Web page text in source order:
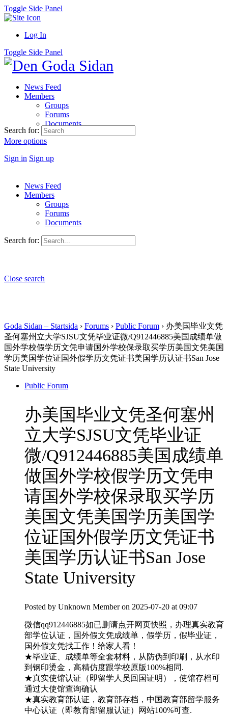
Toggle Side Panel
Log In
Toggle Side Panel
News Feed
Members
Groups
Forums
Documents
More options
Sign in Sign up
Search for:
News Feed
Members
Groups
Forums
Documents
Search for:
Close search
Goda Sidan – Startsida › Forums › Public Forum › 办美国毕业文凭
圣何塞州立大学SJSU文凭毕业证微/Q912446885美国成绩单做
国外学校假学历文凭申请国外学校保录取买学历美国文凭美国
学历美国学位证国外假学历文凭证书美国学历认证书San Jose
State University
Public Forum
办美国毕业文凭圣何塞州
立大学SJSU文凭毕业证
微/Q912446885美国成绩单
做国外学校假学历文凭申
请国外学校保录取买学历
美国文凭美国学历美国学
位证国外假学历文凭证书
美国学历认证书San Jose
State University
Posted by Unknown Member on 2025-07-20 at 09:07
微信qq912446885如已删请点开网页快照，办理真实教育
部学位认证，国外假文凭成绩单，假学历，假毕业证，
国外假文凭找工作！给家人看！
★毕业证、成绩单等全套材料，从防伪到印刷，从水印
到钢印烫金，高精仿度跟学校原版100%相同.
★真实使馆认证（即留学人员回国证明），使馆存档可
通过大使馆查询确认
★真实教育部认证，教育部存档，中国教育部留学服务
中心认证（即教育部留服认证）网站100%可查.